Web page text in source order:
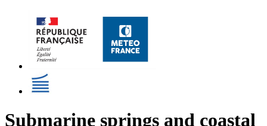
Submarine springs and coastal